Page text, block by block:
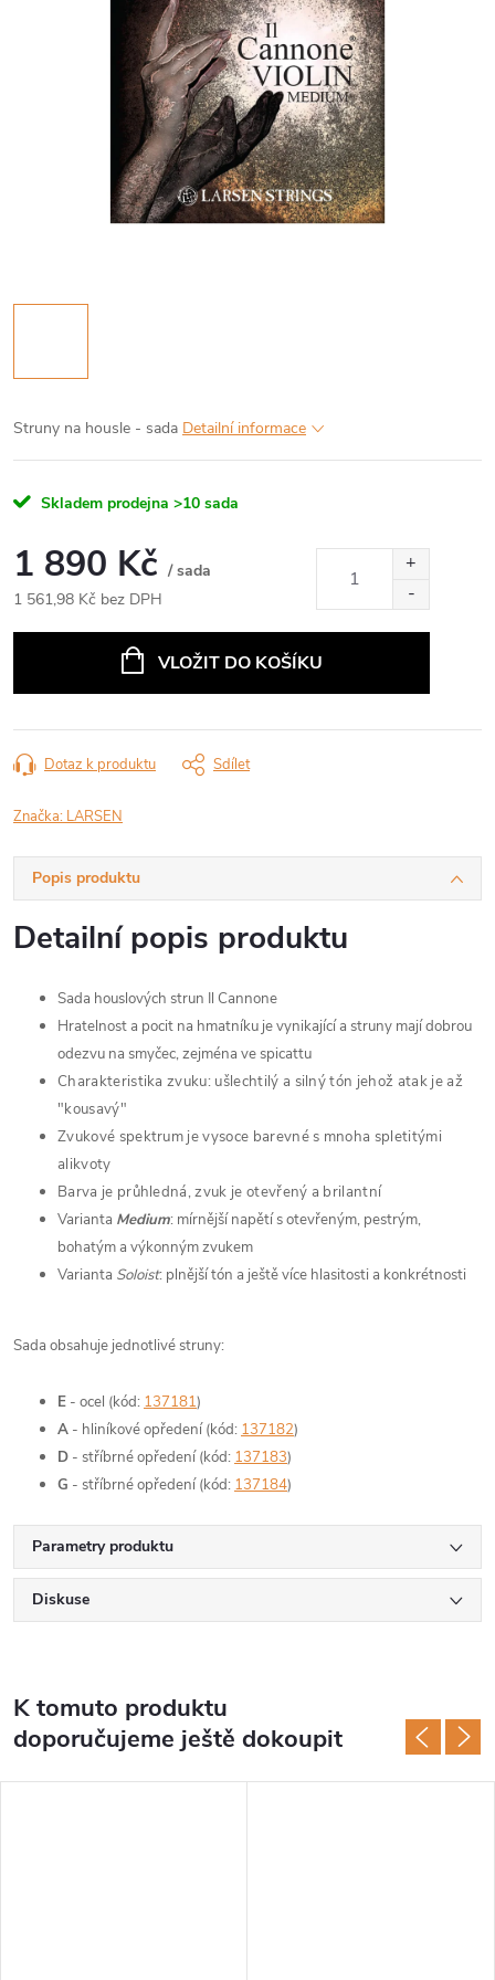
Struny na housle - sada Detailní informace
Skladem prodejna >10 sada
1 890 Kč / sada
1 561,98 Kč bez DPH
VLOŽIT DO KOŠÍKU
Dotaz k produktu Sdílet
Značka: LARSEN
Popis produktu
Detailní popis produktu
Sada houslových strun Il Cannone
Hratelnost a pocit na hmatníku je vynikající a struny mají dobrou
odezvu na smyčec, zejména ve spicattu
Charakteristika zvuku: ušlechtilý a silný tón jehož atak je až
"kousavý"
Zvukové spektrum je vysoce barevné s mnoha spletitými
alikvoty
Barva je průhledná, zvuk je otevřený a brilantní
Varianta Medium: mírnější napětí s otevřeným, pestrým,
bohatým a výkonným zvukem
Varianta Soloist: plnější tón a ještě více hlasitosti a konkrétnosti
Sada obsahuje jednotlivé struny:
E - ocel (kód: 137181)
A - hliníkové opředení (kód: 137182)
D - stříbrné opředení (kód: 137183)
G - stříbrné opředení (kód: 137184)
Parametry produktu
Diskuse
K tomuto produktu
doporučujeme ještě dokoupit